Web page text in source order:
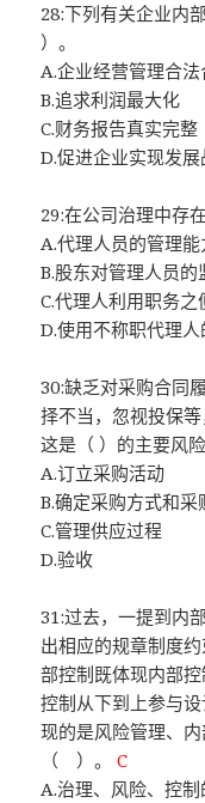
28:下列有关企业内
）。
A.企业经营管理合法
B.追求利润最大化
C.财务报告真实完整
D.促进企业实现发
29:在公司治理中存
A.代理人员的管理能
B.股东对管理人员的
C.代理人利用职务
D.使用不称职代理
30:缺乏对采购合同
择不当，忽视投保
这是（ ）的主要风险
A.订立采购活动
B.确定采购方式和采
C.管理供应过程
D.验收
31:过去，一提到内
出相应的规章制度
部控制既体现内部
控制从下到上参与
现的是风险管理、
（ ）。C
A.治理、风险、控